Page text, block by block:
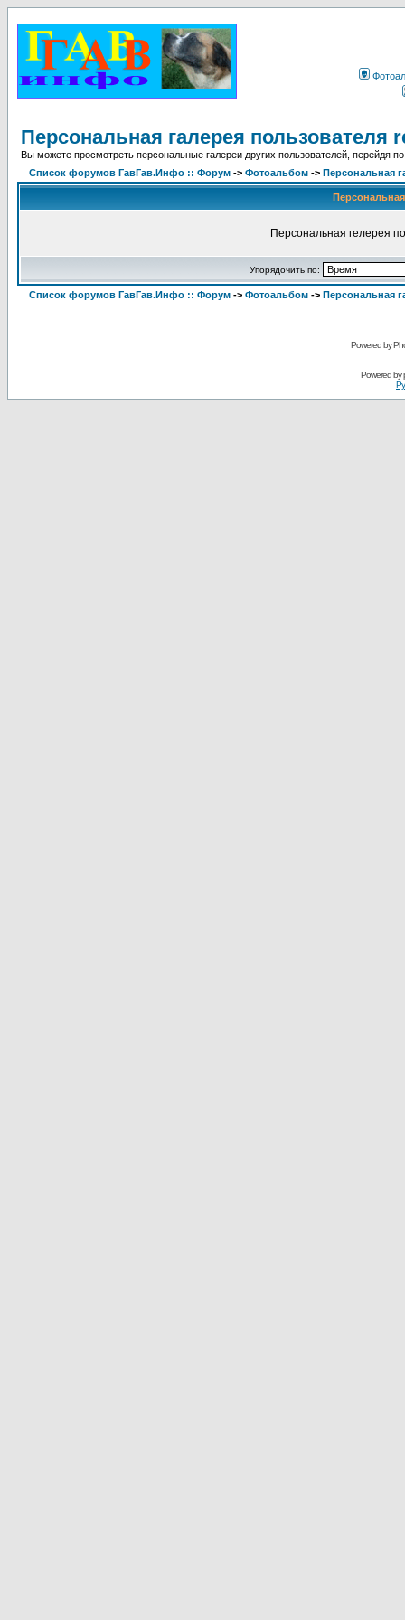
Персональная галерея пользователя
Вы можете просмотреть персональные галереи других пользователей, перейдя
Список форумов ГавГав.Инфо :: Форум -> Фотоальбом -> Персональная
Персональная гелерея
Упорядочить по:
Список форумов ГавГав.Инфо :: Форум -> Фотоальбом -> Персональная
Powered by
Powered by